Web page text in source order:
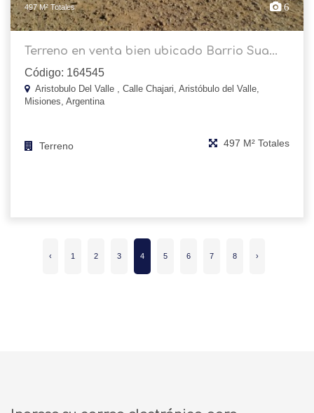
497 M² Totales 6
Terreno en venta bien ubicado Barrio Sua...
Código: 164545
Aristobulo Del Valle , Calle Chajari, Aristóbulo del Valle,
Misiones, Argentina
Terreno 497 M² Totales
‹ 1 2 3 4 5 6 7 8 ›